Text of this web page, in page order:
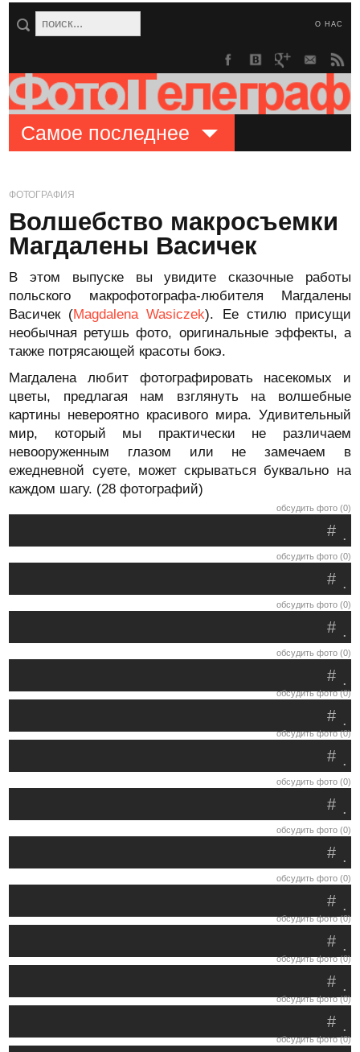
О НАС
Самое последнее
ФОТОГРАФИЯ
Волшебство макросъемки
Магдалены Васичек
В этом выпуске вы увидите сказочные работы
польского макрофотографа-любителя Магдалены
Васичек (Magdalena Wasiczek). Ее стилю присущи
необычная ретушь фото, оригинальные эффекты, а
также потрясающей красоты бокэ.
Магдалена любит фотографировать насекомых и
цветы, предлагая нам взглянуть на волшебные
картины невероятно красивого мира. Удивительный
мир, который мы практически не различаем
невооруженным глазом или не замечаем в
ежедневной суете, может скрываться буквально на
каждом шагу. (28 фотографий)
обсудить фото (0)
.
#
обсудить фото (0)
.
#
обсудить фото (0)
.
#
обсудить фото (0)
.
#
обсудить фото (0)
.
#
обсудить фото (0)
.
#
обсудить фото (0)
.
#
обсудить фото (0)
.
#
обсудить фото (0)
.
#
обсудить фото (0)
.
#
обсудить фото (0)
.
#
обсудить фото (0)
.
#
обсудить фото (0)